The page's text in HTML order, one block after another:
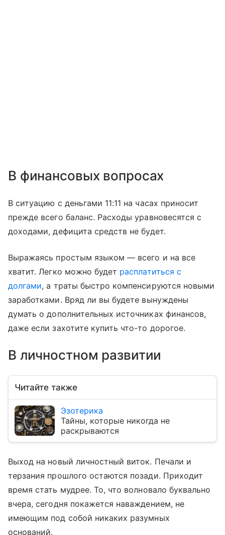
В финансовых вопросах
В ситуацию с деньгами 11:11 на часах приносит
прежде всего баланс. Расходы уравновесятся с
доходами, дефицита средств не будет.
Выражаясь простым языком — всего и на все
хватит. Легко можно будет расплатиться с
долгами, а траты быстро компенсируются новыми
заработками. Вряд ли вы будете вынуждены
думать о дополнительных источниках финансов,
даже если захотите купить что-то дорогое.
В личностном развитии
Читайте также
Эзотерика
Тайны, которые никогда не
раскрываются
Выход на новый личностный виток. Печали и
терзания прошлого остаются позади. Приходит
время стать мудрее. То, что волновало буквально
вчера, сегодня покажется наваждением, не
имеющим под собой никаких разумных
оснований.